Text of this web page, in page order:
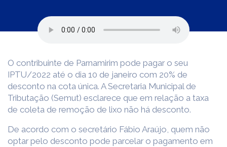
O contribuinte de Parnamirim pode pagar o seu
IPTU/2022 até o dia 10 de janeiro com 20% de
desconto na cota única. A Secretaria Municipal de
Tributação (Semut) esclarece que em relação a taxa
de coleta de remoção de lixo não há desconto.
De acordo com o secretário Fábio Araújo, quem não
optar pelo desconto pode parcelar o pagamento em